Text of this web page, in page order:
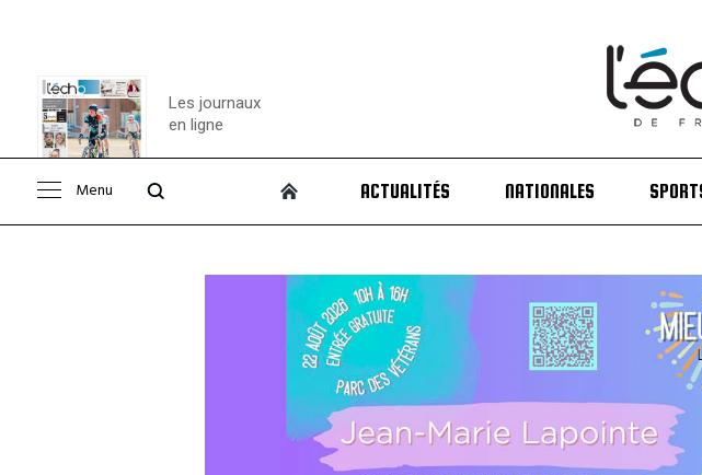
Consulter le
Les journaux
en ligne
Menu ACTUALITÉS NATIONALES